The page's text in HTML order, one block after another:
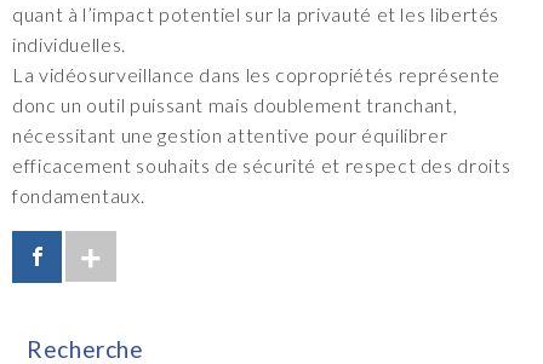
quant à l’impact potentiel sur la privauté et les libertés
individuelles.
La vidéosurveillance dans les copropriétés représente
donc un outil puissant mais doublement tranchant,
nécessitant une gestion attentive pour équilibrer
efficacement souhaits de sécurité et respect des droits
fondamentaux.
Recherche